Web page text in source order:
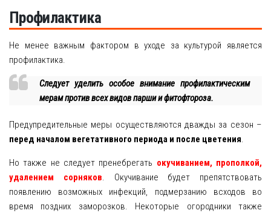
Профилактика
Не менее важным фактором в уходе за культурой является
профилактика.
Следует уделить особое внимание профилактическим
мерам против всех видов парши и фитофтороза.
Предупредительные меры осуществляются дважды за сезон –
перед началом вегетативного периода и после цветения.
Но также не следует пренебрегать окучиванием, прополкой,
удалением сорняков. Окучивание будет препятствовать
появлению возможных инфекций, подмерзанию всходов во
время поздних заморозков. Некоторые огородники также